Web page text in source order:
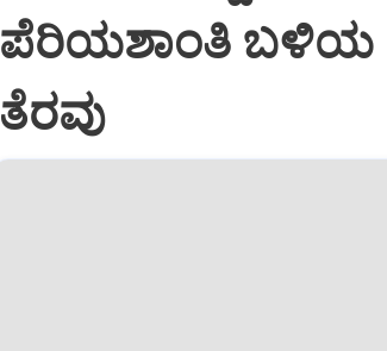
ಪೆರಿಯಶಾಂತಿ ಬಳಿಯ
ತೆರವು